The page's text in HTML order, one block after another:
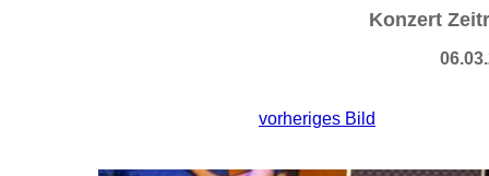
Konzert
vorheriges Bild